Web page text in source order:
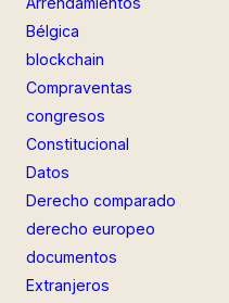
Bélgica
blockchain
Compraventas
congresos
Constitucional
Datos
Derecho comparado
derecho europeo
documentos
Extranjeros